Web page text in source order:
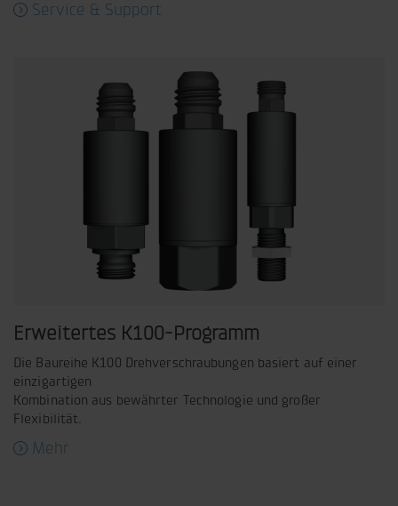
Service & Support
Erweitertes K100-Programm
Die Baureihe K100 Drehverschraubungen basiert auf einer
einzigartigen
Kombination aus bewährter Technologie und großer
Flexibilität.
Mehr